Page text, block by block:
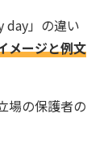
day」の違い
メージと例文
場の保護者の